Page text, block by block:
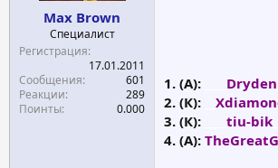
Max Brown
Специалист
Регистрация
17.01.2011
Сообщения
601
Реакции
289
Поинты
0.000
1. (А): Dryden
2. (К):
3. (К):
tiu-bik
4. (А):